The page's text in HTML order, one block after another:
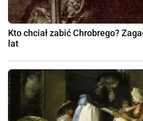
Kto chciał zabić Chrobrego?
lat